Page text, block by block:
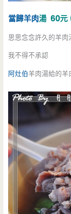
當歸羊肉湯 60元
思思念念許久的羊肉
我不得不承認
阿灶伯羊肉湯給的羊